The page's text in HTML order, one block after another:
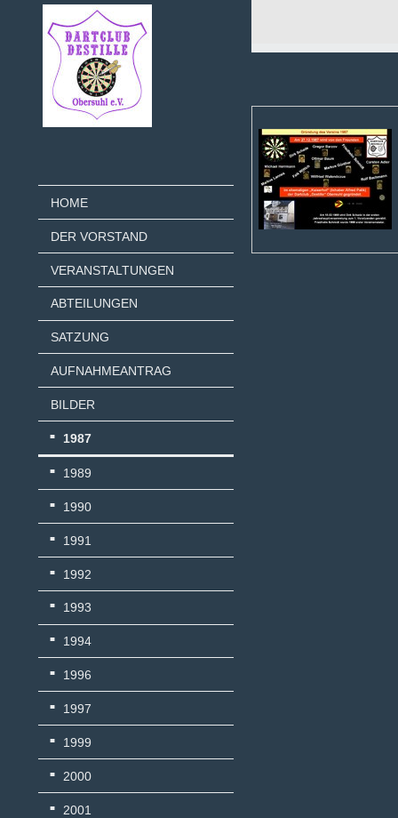
HOME
DER VORSTAND
VERANSTALTUNGEN
ABTEILUNGEN
SATZUNG
AUFNAHMEANTRAG
BILDER
1987
1989
1990
1991
1992
1993
1994
1996
1997
1999
2000
2001